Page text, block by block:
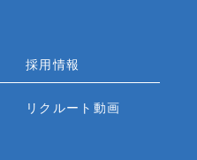
採用情報
リクルート動画